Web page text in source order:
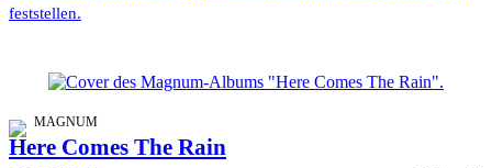
feststellen.
MAGNUM
Here Comes The Rain